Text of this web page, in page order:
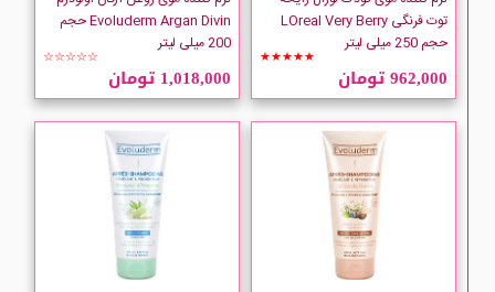
SKALA
STAR LADY
Suave
توت فرنگی LOreal Very Berry
حجم 250 میلی لیتر
★★★★★
962,000 تومان
Evoluderm Argan Divin حجم
200 میلی لیتر
☆☆☆☆☆
1,018,000 تومان